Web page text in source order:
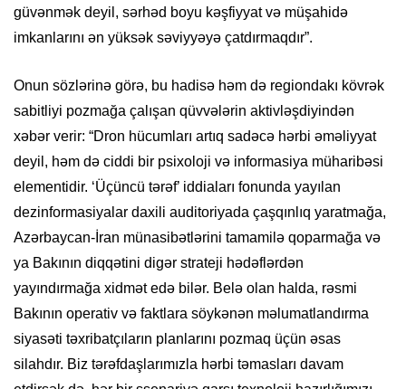
güvənmək deyil, sərhəd boyu kəşfiyyat və müşahidə
imkanlarını ən yüksək səviyyəyə çatdırmaqdır”.
Onun sözlərinə görə, bu hadisə həm də regiondakı kövrək
sabitliyi pozmağa çalışan qüvvələrin aktivləşdiyindən
xəbər verir: “Dron hücumları artıq sadəcə hərbi əməliyyat
deyil, həm də ciddi bir psixoloji və informasiya müharibəsi
elementidir. ‘Üçüncü tərəf’ iddiaları fonunda yayılan
dezinformasiyalar daxili auditoriyada çaşqınlıq yaratmağa,
Azərbaycan-İran münasibətlərini tamamilə qoparmağa və
ya Bakının diqqətini digər strateji hədəflərdən
yayındırmağa xidmət edə bilər. Belə olan halda, rəsmi
Bakının operativ və faktlara söykənən məlumatlandırma
siyasəti təxribatçıların planlarını pozmaq üçün əsas
silahdır. Biz tərəfdaşlarımızla hərbi təmasları davam